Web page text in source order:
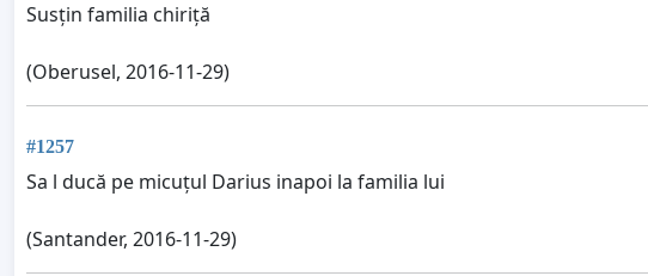
Susțin familia chiriță
(Oberusel, 2016-11-29)
#1257
Sa l ducă pe micuțul Darius inapoi la familia lui
(Santander, 2016-11-29)